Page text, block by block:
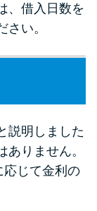
、借入日数を
い。
説明しました
りません。
応じて金利の